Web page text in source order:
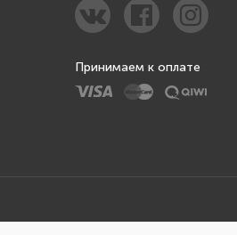
Принимаем к оплате